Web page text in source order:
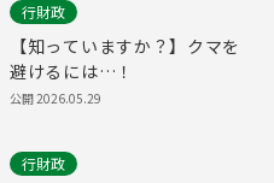
行財政
【知っていますか？】クマを
避けるには…！
公開 2026.05.29
行財政